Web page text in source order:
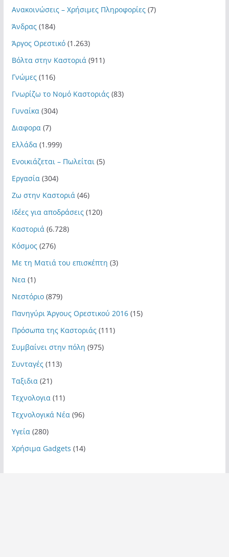
Ανακοινώσεις – Χρήσιμες Πληροφορίες(7)
Άνδρας(184)
Άργος Ορεστικό(1.263)
Βόλτα στην Καστοριά (911)
Γνώμες(116)
Γνωρίζω το Νομό Καστοριάς(83)
Γυναίκα (304)
Διαφορα (7)
Ελλάδα (1.999)
Ενοικιάζεται – Πωλείται (5)
Εργασία (304)
Ζω στην Καστοριά (46)
Ιδέες για αποδράσεις(120)
Καστοριά (6.728)
Κόσμος(276)
Με τη Ματιά του επισκέπτη (3)
Νεα (1)
Νεστόριο(879)
Πανηγύρι Άργους Ορεστικού 2016(15)
Πρόσωπα της Καστοριάς(111)
Συμβαίνει στην πόλη (975)
Συνταγές(113)
Ταξιδια (21)
Τεχνολογια (11)
Τεχνολογικά Νέα (96)
Υγεία (280)
Χρήσιμα Gadgets (14)